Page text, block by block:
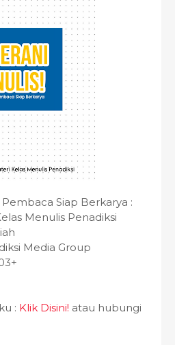
Siap Berkarya :
Menulis Penadiksi
Media Group
: Klik Disini! atau hubungi